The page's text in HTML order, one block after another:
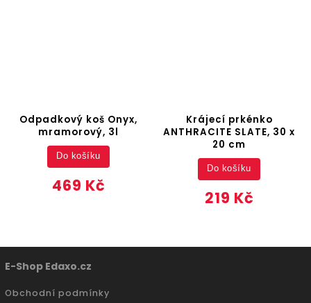
Odpadkový koš Onyx,
mramorový, 3l
469 Kč
Do košíku
Krájecí prkénko
ANTHRACITE SLATE, 30 x
20 cm
219 Kč
Do košíku
E-Shop Edaxo.cz
Obchodní podmínky